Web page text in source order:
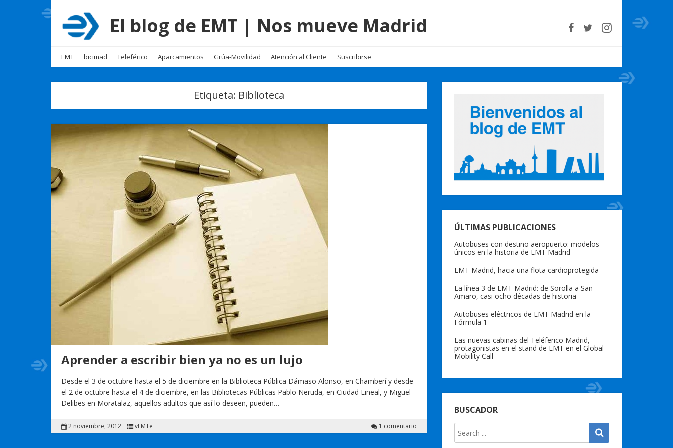
El blog de EMT | Nos mueve Madrid
EMT bicimad Teleférico Aparcamientos Grúa-Movilidad Atención al Cliente Suscribirse
Etiqueta: Biblioteca
Aprender a escribir bien ya no es un lujo
Desde el 3 de octubre hasta el 5 de diciembre en la Biblioteca Pública Dámaso Alonso, en Chamberí y desde
el 2 de octubre hasta el 4 de diciembre, en las Bibliotecas Públicas Pablo Neruda, en Ciudad Lineal, y Miguel
Delibes en Moratalaz, aquellos adultos que así lo deseen, pueden…
2 noviembre, 2012 vEMTe 1 comentario
ÚLTIMAS PUBLICACIONES
Autobuses con destino aeropuerto: modelos
únicos en la historia de EMT Madrid
EMT Madrid, hacia una flota cardioprotegida
La línea 3 de EMT Madrid: de Sorolla a San
Amaro, casi ocho décadas de historia
Autobuses eléctricos de EMT Madrid en la
Fórmula 1
Las nuevas cabinas del Teléferico Madrid,
protagonistas en el stand de EMT en el Global
Mobility Call
BUSCADOR